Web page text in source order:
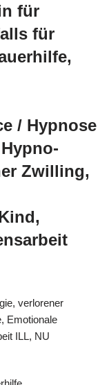
für
für
/ Hypnose
Zwilling,
verlorener
Emotionale
ILL, NU